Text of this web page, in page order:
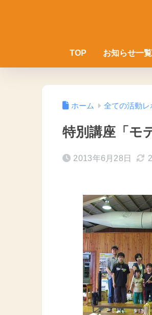
TOP お知らせ一覧
ホーム 全ての活動レ
特別講座「モ
2013年6月28日